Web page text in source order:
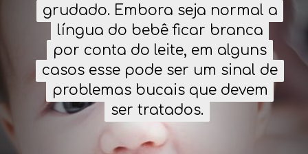
grudado. Embora seja normal a
língua do bebê ficar branca
por conta do leite, em alguns
casos esse pode ser um sinal de
problemas bucais que devem
ser tratados.
grudado. Embora seja normal a
língua do bebê ficar branca
por conta do leite, em alguns
casos esse pode ser um sinal de
problemas bucais que devem
ser tratados.